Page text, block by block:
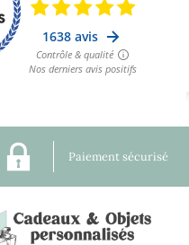
Paiement sécurisé